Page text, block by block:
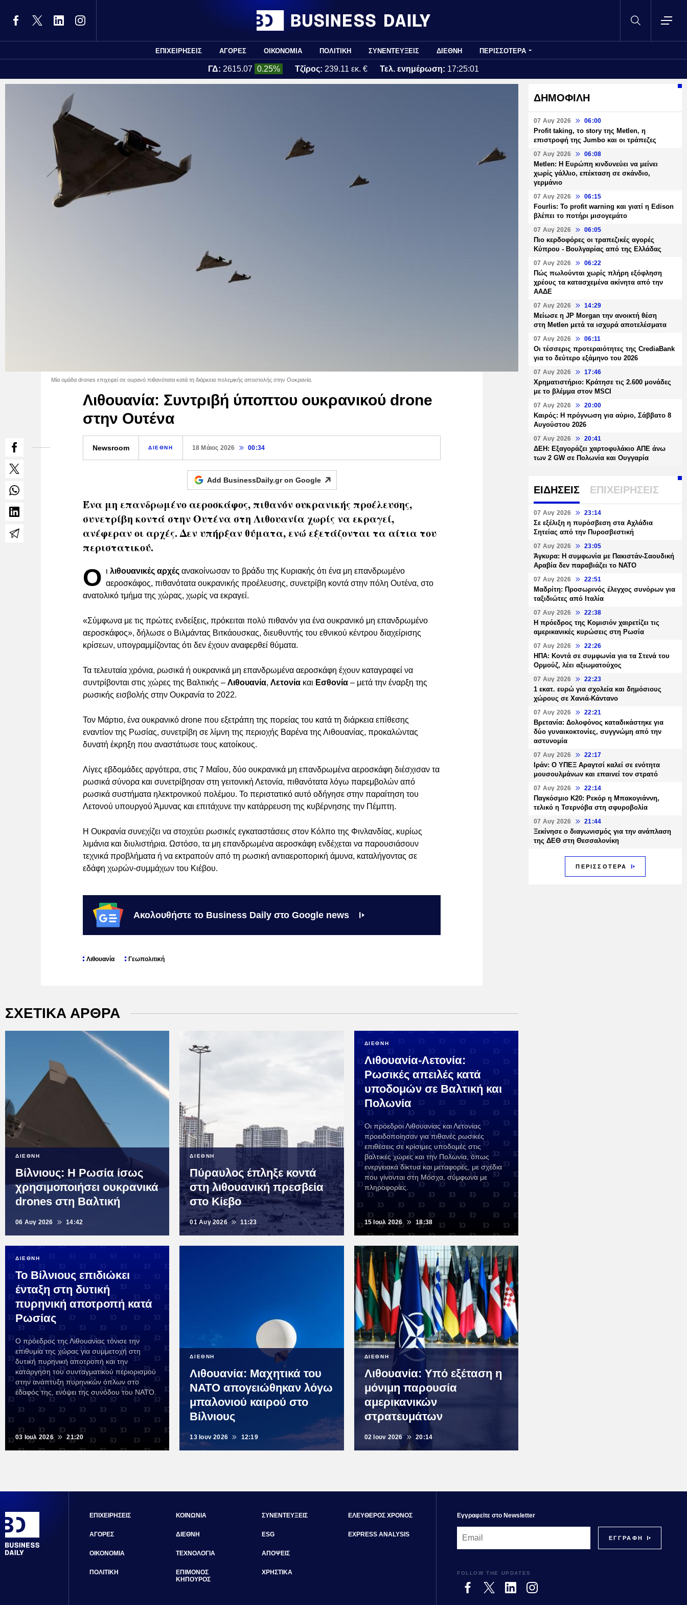
ΕΠΙΧΕΙΡΗΣΕΙΣ ΑΓΟΡΕΣ ΟΙΚΟΝΟΜΙΑ ΠΟΛΙΤΙΚΗ ΣΥΝΕΝΤΕΥΞΕΙΣ ΔΙΕΘΝΗ ΠΕΡΙΣΣΟΤΕΡΑ
ΓΔ: 2615.07 0.25% Τζίρος: 239.11 εκ. € Τελ. ενημέρωση: 17:25:01
Μία ομάδα drones επιχειρεί σε ουρανό πιθανότατα κατά τη διάρκεια πολεμικής αποστολής στην Ουκρανία.
Λιθουανία: Συντριβή ύποπτου ουκρανικού drone
στην Ουτένα
Newsroom ΔΙΕΘΝΗ 18 Μάιος 2026 00:34
Add BusinessDaily.gr on Google
Ένα μη επανδρωμένο αεροσκάφος, πιθανόν ουκρανικής προέλευσης,
συνετρίβη κοντά στην Ουτένα στη Λιθουανία χωρίς να εκραγεί,
ανέφεραν οι αρχές. Δεν υπήρξαν θύματα, ενώ εξετάζονται τα αίτια του
περιστατικού.
Ο ι λιθουανικές αρχές ανακοίνωσαν το βράδυ της Κυριακής ότι ένα μη επανδρωμένο
αεροσκάφος, πιθανότατα ουκρανικής προέλευσης, συνετρίβη κοντά στην πόλη Ουτένα, στο
ανατολικό τμήμα της χώρας, χωρίς να εκραγεί.
«Σύμφωνα με τις πρώτες ενδείξεις, πρόκειται πολύ πιθανόν για ένα ουκρανικό μη επανδρωμένο
αεροσκάφος», δήλωσε ο Βιλμάντας Βιτκάουσκας, διευθυντής του εθνικού κέντρου διαχείρισης
κρίσεων, υπογραμμίζοντας ότι δεν έχουν αναφερθεί θύματα.
Τα τελευταία χρόνια, ρωσικά ή ουκρανικά μη επανδρωμένα αεροσκάφη έχουν καταγραφεί να
συντρίβονται στις χώρες της Βαλτικής – Λιθουανία, Λετονία και Εσθονία – μετά την έναρξη της
ρωσικής εισβολής στην Ουκρανία το 2022.
Τον Μάρτιο, ένα ουκρανικό drone που εξετράπη της πορείας του κατά τη διάρκεια επίθεσης
εναντίον της Ρωσίας, συνετρίβη σε λίμνη της περιοχής Βαρένα της Λιθουανίας, προκαλώντας
δυνατή έκρηξη που αναστάτωσε τους κατοίκους.
Λίγες εβδομάδες αργότερα, στις 7 Μαΐου, δύο ουκρανικά μη επανδρωμένα αεροσκάφη διέσχισαν τα
ρωσικά σύνορα και συνετρίβησαν στη γειτονική Λετονία, πιθανότατα λόγω παρεμβολών από
ρωσικά συστήματα ηλεκτρονικού πολέμου. Το περιστατικό αυτό οδήγησε στην παραίτηση του
Λετονού υπουργού Άμυνας και επιτάχυνε την κατάρρευση της κυβέρνησης την Πέμπτη.
Η Ουκρανία συνεχίζει να στοχεύει ρωσικές εγκαταστάσεις στον Κόλπο της Φινλανδίας, κυρίως
λιμάνια και διυλιστήρια. Ωστόσο, τα μη επανδρωμένα αεροσκάφη ενδέχεται να παρουσιάσουν
τεχνικά προβλήματα ή να εκτραπούν από τη ρωσική αντιαεροπορική άμυνα, καταλήγοντας σε
εδάφη χωρών-συμμάχων του Κιέβου.
Ακολουθήστε το Business Daily στο Google news
Λιθουανία Γεωπολιτική
ΣΧΕΤΙΚΑ ΑΡΘΡΑ
ΔΙΕΘΝΗ
Βίλνιους: Η Ρωσία ίσως
χρησιμοποιήσει ουκρανικά
drones στη Βαλτική
06 Αυγ 2026 14:42
ΔΙΕΘΝΗ
Πύραυλος έπληξε κοντά
στη λιθουανική πρεσβεία
στο Κίεβο
01 Αυγ 2026 11:23
ΔΙΕΘΝΗ
Λιθουανία-Λετονία:
Ρωσικές απειλές κατά
υποδομών σε Βαλτική και
Πολωνία
Οι πρόεδροι Λιθουανίας και Λετονίας
προειδοποίησαν για πιθανές ρωσικές
επιθέσεις σε κρίσιμες υποδομές στις
βαλτικές χώρες και την Πολωνία, όπως
ενεργειακά δίκτυα και μεταφορές, με σχέδια
που γίνονται στη Μόσχα, σύμφωνα με
πληροφορίες.
15 Ιουλ 2026 18:38
ΔΙΕΘΝΗ
Το Βίλνιους επιδιώκει
ένταξη στη δυτική
πυρηνική αποτροπή κατά
Ρωσίας
Ο πρόεδρος της Λιθουανίας τόνισε την
επιθυμία της χώρας για συμμετοχή στη
δυτική πυρηνική αποτροπή και την
κατάργηση του συνταγματικού περιορισμού
στην ανάπτυξη πυρηνικών όπλων στο
έδαφός της, ενόψει της συνόδου του ΝΑΤΟ.
03 Ιουλ 2026 21:20
ΔΙΕΘΝΗ
Λιθουανία: Μαχητικά του
ΝΑΤΟ απογειώθηκαν λόγω
μπαλονιού καιρού στο
Βίλνιους
13 Ιουν 2026 12:19
ΔΙΕΘΝΗ
Λιθουανία: Υπό εξέταση η
μόνιμη παρουσία
αμερικανικών
στρατευμάτων
02 Ιουν 2026 20:14
ΔΗΜΟΦΙΛΗ
07 Αυγ 2026 06:00
Profit taking, το story της Metlen, η
επιστροφή της Jumbo και οι τράπεζες
07 Αυγ 2026 06:08
Metlen: Η Ευρώπη κινδυνεύει να μείνει
χωρίς γάλλιο, επέκταση σε σκάνδιο,
γερμάνιο
07 Αυγ 2026 06:15
Fourlis: Το profit warning και γιατί η Edison
βλέπει το ποτήρι μισογεμάτο
07 Αυγ 2026 06:05
Πιο κερδοφόρες οι τραπεζικές αγορές
Κύπρου - Βουλγαρίας από της Ελλάδας
07 Αυγ 2026 06:22
Πώς πωλούνται χωρίς πλήρη εξόφληση
χρέους τα κατασχεμένα ακίνητα από την
ΑΑΔΕ
07 Αυγ 2026 14:29
Μείωσε η JP Morgan την ανοικτή θέση
στη Metlen μετά τα ισχυρά αποτελέσματα
07 Αυγ 2026 06:11
Οι τέσσερις προτεραιότητες της CrediaBank
για το δεύτερο εξάμηνο του 2026
07 Αυγ 2026 17:46
Χρηματιστήριο: Κράτησε τις 2.600 μονάδες
με το βλέμμα στον MSCI
07 Αυγ 2026 20:00
Καιρός: Η πρόγνωση για αύριο, Σάββατο 8
Αυγούστου 2026
07 Αυγ 2026 20:41
ΔΕΗ: Εξαγοράζει χαρτοφυλάκιο ΑΠΕ άνω
των 2 GW σε Πολωνία και Ουγγαρία
ΕΙΔΗΣΕΙΣ ΕΠΙΧΕΙΡΗΣΕΙΣ
07 Αυγ 2026 23:14
Σε εξέλιξη η πυρόσβεση στα Αχλάδια
Σητείας από την Πυροσβεστική
07 Αυγ 2026 23:05
Άγκυρα: Η συμφωνία με Πακιστάν-Σαουδική
Αραβία δεν παραβιάζει το ΝΑΤΟ
07 Αυγ 2026 22:51
Μαδρίτη: Προσωρινός έλεγχος συνόρων για
ταξιδιώτες από Ιταλία
07 Αυγ 2026 22:38
Η πρόεδρος της Κομισιόν χαιρετίζει τις
αμερικανικές κυρώσεις στη Ρωσία
07 Αυγ 2026 22:26
ΗΠΑ: Κοντά σε συμφωνία για τα Στενά του
Ορμούζ, λέει αξιωματούχος
07 Αυγ 2026 22:23
1 εκατ. ευρώ για σχολεία και δημόσιους
χώρους σε Χανιά-Κάντανο
07 Αυγ 2026 22:21
Βρετανία: Δολοφόνος καταδικάστηκε για
δύο γυναικοκτονίες, συγγνώμη από την
αστυνομία
07 Αυγ 2026 22:17
Ιράν: Ο ΥΠΕΞ Αραγτσί καλεί σε ενότητα
μουσουλμάνων και επαινεί τον στρατό
07 Αυγ 2026 22:14
Παγκόσμιο Κ20: Ρεκόρ η Μπακογιάννη,
τελικό η Τσερνόβα στη σφυροβολία
07 Αυγ 2026 21:44
Ξεκίνησε ο διαγωνισμός για την ανάπλαση
της ΔΕΘ στη Θεσσαλονίκη
ΠΕΡΙΣΣΟΤΕΡΑ
ΕΠΙΧΕΙΡΗΣΕΙΣ
ΑΓΟΡΕΣ
ΟΙΚΟΝΟΜΙΑ
ΠΟΛΙΤΙΚΗ
ΚΟΙΝΩΝΙΑ
ΔΙΕΘΝΗ
ΤΕΧΝΟΛΟΓΙΑ
ΕΠΙΜΟΝΟΣ
ΚΗΠΟΥΡΟΣ
ΣΥΝΕΝΤΕΥΞΕΙΣ
ESG
ΑΠΟΨΕΙΣ
ΧΡΗΣΤΙΚΑ
ΕΛΕΥΘΕΡΟΣ ΧΡΟΝΟΣ
EXPRESS ANALYSIS
FOLLOW THE UPDATES
Εγγραφεiτε στο Newsletter